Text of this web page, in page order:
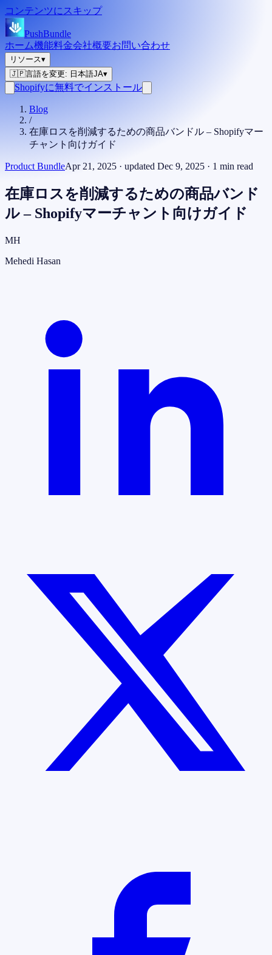
コンテンツにスキップ
PushBundle
ホーム機能料金会社概要お問い合わせ
リソース▾
🇯🇵言語を変更: 日本語JA▾
Shopifyに無料でインストール
Blog
/
在庫ロスを削減するための商品バンドル – Shopifyマー
チャント向けガイド
Product BundleApr 21, 2025 · updated Dec 9, 2025 · 1 min read
在庫ロスを削減するための商品バンド
ル – Shopifyマーチャント向けガイド
MH
Mehedi Hasan